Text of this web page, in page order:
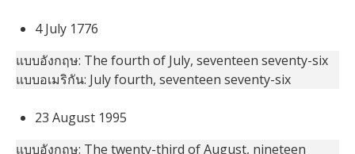
4 July 1776
แบบอังกฤษ: The fourth of July, seventeen seventy-six
แบบอเมริกัน: July fourth, seventeen seventy-six
23 August 1995
แบบอังกฤษ: The twenty-third of August, nineteen